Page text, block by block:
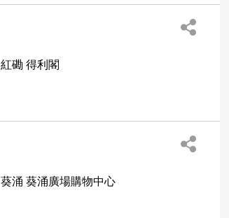
紅磡 得利閣
葵涌 葵涌廣場購物中心